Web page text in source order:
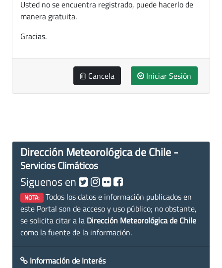
Usted no se encuentra registrado, puede hacerlo de
manera gratuita.
Gracias.
Cancela Iniciar Sesión
Dirección Meteorológica de Chile -
Servicios Climáticos
Siguenos en
NOTA: Todos los datos e información publicados en
este Portal son de acceso y uso público; no obstante,
se solicita citar a la Dirección Meteorológica de Chile
como la fuente de la información.
Información de Interés